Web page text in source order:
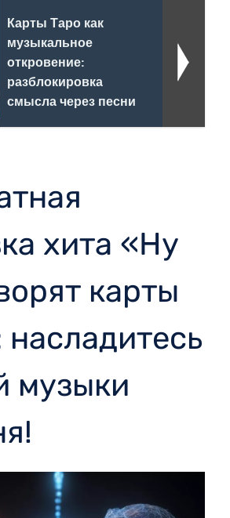
Карты Таро как
музыкальное
откровение:
разблокировка
смысла через песни
хита «Ну
карты
насладитесь
музыки